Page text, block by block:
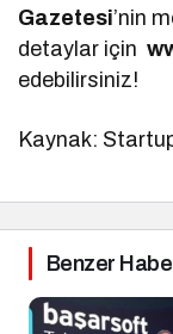
Gazetesi’nin
detaylar için
edebilirsiniz!
Kaynak:
Benzer